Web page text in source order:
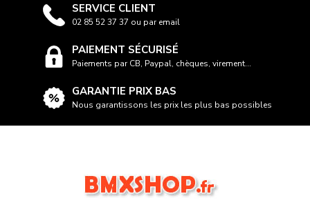
SERVICE CLIENT
02 85 52 37 37 ou par email
PAIEMENT SÉCURISÉ
Paiements par CB, Paypal, chèques, virement...
GARANTIE PRIX BAS
Nous garantissons les prix les plus bas possibles